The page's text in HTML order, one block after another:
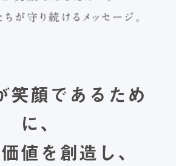
笑顔であるため
に、
値を創造し、